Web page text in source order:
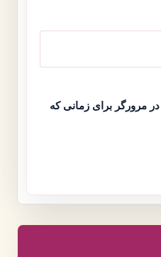
مرورگر برای زمانی که